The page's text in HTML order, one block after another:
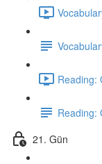
Reading:
Reading:
21. Gün